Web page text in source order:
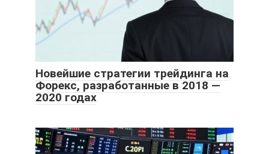
Новейшие стратегии трейдинга на
Форекс, разработанные в 2018 —
2020 годах